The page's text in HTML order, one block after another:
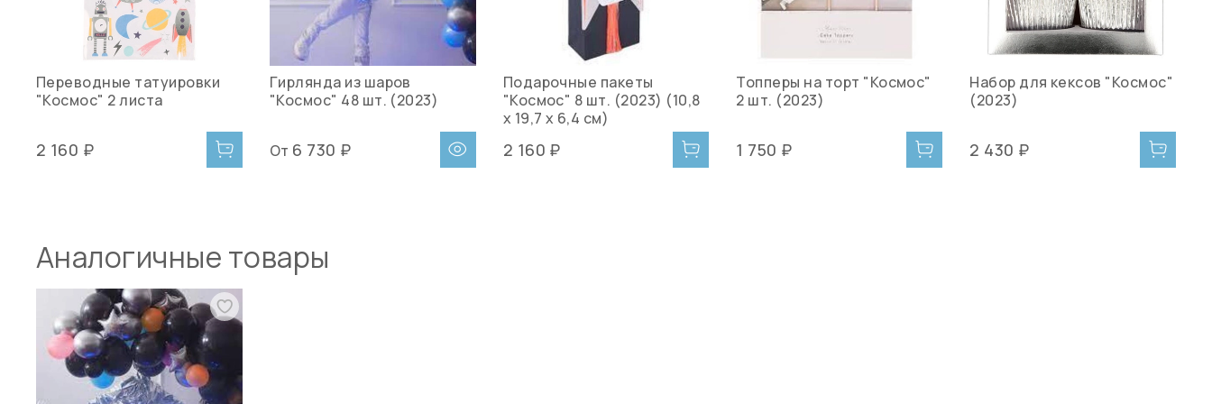
Переводные татуировки
"Космос" 2 листа
2 160 ₽
Гирлянда из шаров
"Космос" 48 шт. (2023)
От 6 730 ₽
Подарочные пакеты
"Космос" 8 шт. (2023) (10,8
х 19,7 х 6,4 см)
2 160 ₽
Топперы на торт "Космос"
2 шт. (2023)
1 750 ₽
Набор для кексов "Космос"
(2023)
2 430 ₽
Аналогичные товары